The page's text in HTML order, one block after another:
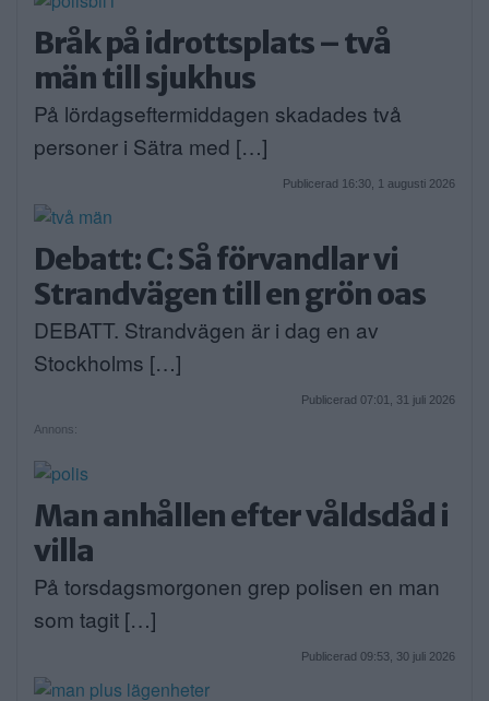
Bråk på idrottsplats – två
män till sjukhus
På lördagseftermiddagen skadades två
personer i Sätra med […]
Publicerad 16:30, 1 augusti 2026
Debatt: C: Så förvandlar vi
Strandvägen till en grön oas
DEBATT. Strandvägen är i dag en av
Stockholms […]
Publicerad 07:01, 31 juli 2026
Annons:
Man anhållen efter våldsdåd i
villa
På torsdagsmorgonen grep polisen en man
som tagit […]
Publicerad 09:53, 30 juli 2026